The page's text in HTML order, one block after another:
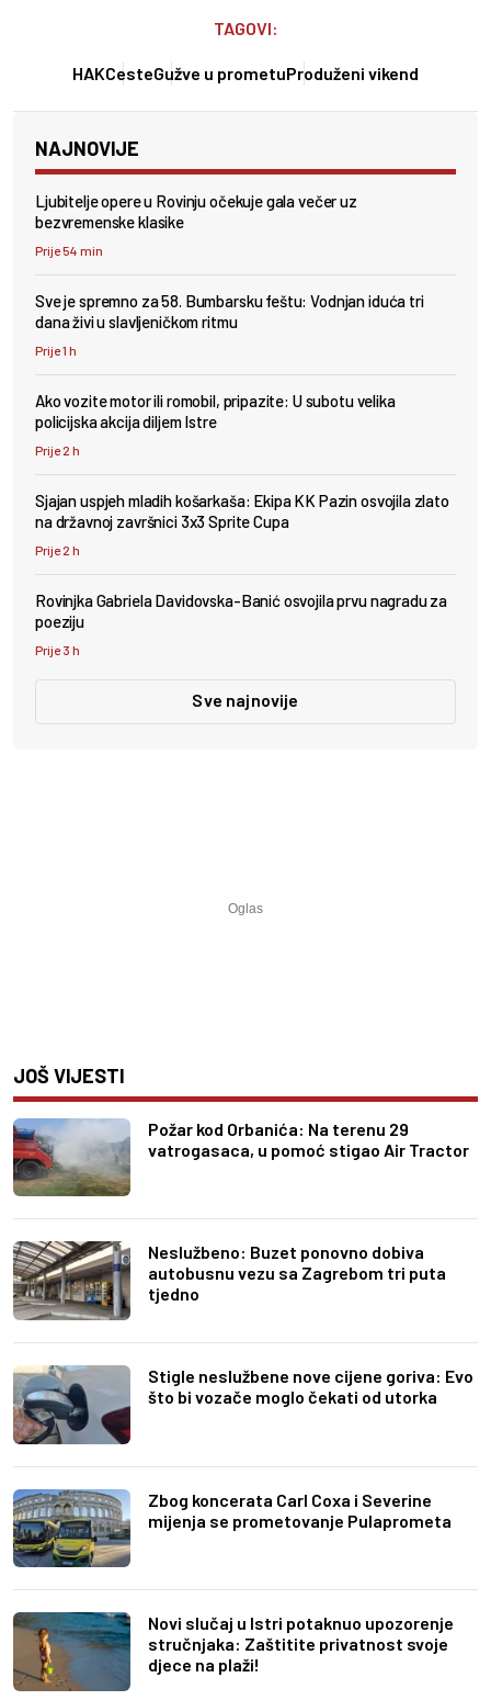
TAGOVI:
HAKCesteGužve u prometuProduženi vikend
NAJNOVIJE
Ljubitelje opere u Rovinju očekuje gala večer uz
bezvremenske klasike
Prije 54 min
Sve je spremno za 58. Bumbarsku feštu: Vodnjan iduća tri
dana živi u slavljeničkom ritmu
Prije 1 h
Ako vozite motor ili romobil, pripazite: U subotu velika
policijska akcija diljem Istre
Prije 2 h
Sjajan uspjeh mladih košarkaša: Ekipa KK Pazin osvojila zlato
na državnoj završnici 3x3 Sprite Cupa
Prije 2 h
Rovinjka Gabriela Davidovska-Banić osvojila prvu nagradu za
poeziju
Prije 3 h
Sve najnovije
JOŠ VIJESTI
Požar kod Orbanića: Na terenu 29
vatrogasaca, u pomoć stigao Air Tractor
Neslužbeno: Buzet ponovno dobiva
autobusnu vezu sa Zagrebom tri puta
tjedno
Stigle neslužbene nove cijene goriva: Evo
što bi vozače moglo čekati od utorka
Zbog koncerata Carl Coxa i Severine
mijenja se prometovanje Pulaprometa
Novi slučaj u Istri potaknuo upozorenje
stručnjaka: Zaštitite privatnost svoje
djece na plaži!